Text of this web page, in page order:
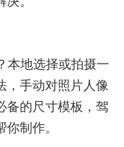
本地选择或拍摄一
，手动对照片人像
备的尺寸模板，驾
制作。